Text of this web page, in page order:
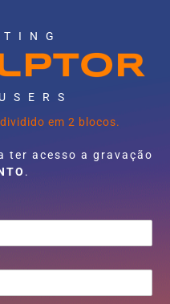
em 2 blocos.
ter acesso a gravação
.